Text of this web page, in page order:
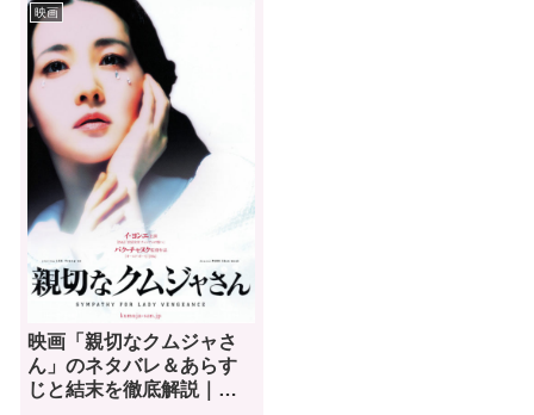
映画
映画「親切なクムジャさ
ん」のネタバレ＆あらす
じと結末を徹底解説｜パ